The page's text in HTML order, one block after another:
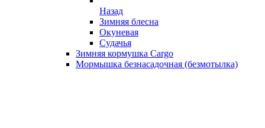
Назад
Зимняя блесна
Окуневая
Судачья
Зимняя кормушка Cargo
Мормышка безнасадочная (безмотылка)